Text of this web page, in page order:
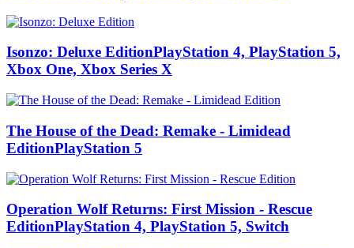
Isonzo: Deluxe EditionPlayStation 4, PlayStation 5,
Xbox One, Xbox Series X
The House of the Dead: Remake - Limidead
EditionPlayStation 5
Operation Wolf Returns: First Mission - Rescue
EditionPlayStation 4, PlayStation 5, Switch